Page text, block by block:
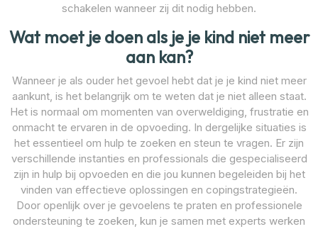
schakelen wanneer zij dit nodig hebben.
Wat moet je doen als je je kind niet meer
aan kan?
Wanneer je als ouder het gevoel hebt dat je je kind niet meer
aankunt, is het belangrijk om te weten dat je niet alleen staat.
Het is normaal om momenten van overweldiging, frustratie en
onmacht te ervaren in de opvoeding. In dergelijke situaties is
het essentieel om hulp te zoeken en steun te vragen. Er zijn
verschillende instanties en professionals die gespecialiseerd
zijn in hulp bij opvoeden en die jou kunnen begeleiden bij het
vinden van effectieve oplossingen en copingstrategieën.
Door openlijk over je gevoelens te praten en professionele
ondersteuning te zoeken, kun je samen met experts werken